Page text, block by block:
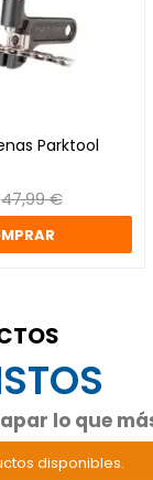
Parktool
47,99 €
lo que
disponibles.